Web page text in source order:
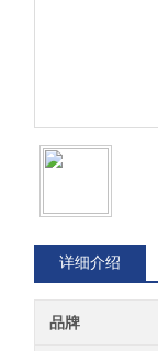
详细介绍
品牌